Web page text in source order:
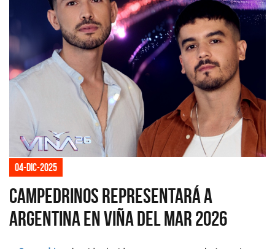
04-dic-2025
Campedrinos representará a
Argentina en Viña del Mar 2026